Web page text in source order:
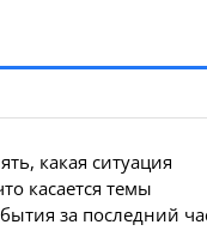
какая ситуация
касается темы
за последний